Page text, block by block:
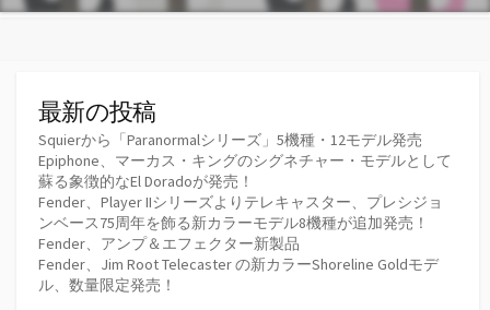
最新の投稿
Squierから「Paranormalシリーズ」5機種・12モデル発売
Epiphone、マーカス・キングのシグネチャー・モデルとして
蘇る象徴的なEl Doradoが発売！
Fender、Player IIシリーズよりテレキャスター、プレシジョ
ンベース75周年を飾る新カラーモデル8機種が追加発売！
Fender、アンプ＆エフェクター新製品
Fender、Jim Root Telecaster の新カラーShoreline Goldモデ
ル、数量限定発売！